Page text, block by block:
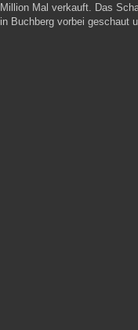
Million Mal verkauft. Das
in Buchberg vorbei geschaut